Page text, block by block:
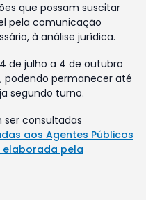
que possam suscitar
pela comunicação
à análise jurídica.
de julho a 4 de outubro
podendo permanecer até
segundo turno.
consultadas
aos Agentes Públicos
elaborada pela